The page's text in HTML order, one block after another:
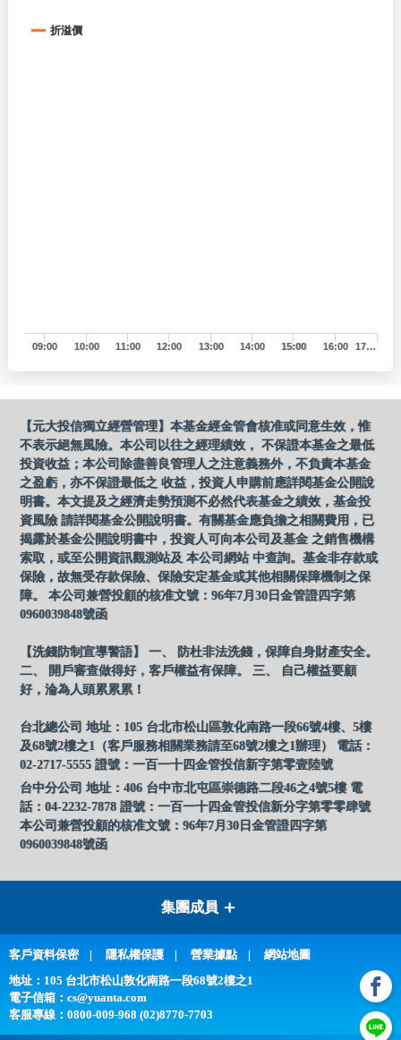
折溢價
09:00 10:00 11:00 12:00 13:00 14:00 15:00 16:00 17…
【元大投信獨立經營管理】本基金經金管會核准或同意生效，惟
不表示絕無風險。本公司以往之經理績效， 不保證本基金之最低
投資收益；本公司除盡善良管理人之注意義務外，不負責本基金
之盈虧，亦不保證最低之 收益，投資人申購前應詳閱基金公開說
明書。本文提及之經濟走勢預測不必然代表基金之績效，基金投
資風險 請詳閱基金公開說明書。有關基金應負擔之相關費用，已
揭露於基金公開說明書中，投資人可向本公司及基金 之銷售機構
索取，或至公開資訊觀測站及 本公司網站 中查詢。基金非存款或
保險，故無受存款保險、保險安定基金或其他相關保障機制之保
障。 本公司兼營投顧的核准文號：96年7月30日金管證四字第
0960039848號函
【洗錢防制宣導警語】 一、 防杜非法洗錢，保障自身財產安全。
二、 開戶審查做得好，客戶權益有保障。 三、 自己權益要顧
好，淪為人頭累累累！
台北總公司 地址：105 台北市松山區敦化南路一段66號4樓、5樓
及68號2樓之1（客戶服務相關業務請至68號2樓之1辦理） 電話：
02-2717-5555 證號：一百一十四金管投信新字第零壹陸號
台中分公司 地址：406 台中市北屯區崇德路二段46之4號5樓 電
話：04-2232-7878 證號：一百一十四金管投信新分字第零零肆號
本公司兼營投顧的核准文號：96年7月30日金管證四字第
0960039848號函
集團成員
客戶資料保密 隱私權保護 營業據點
網站地圖
地址：105 台北市松山敦化南路一段68號2樓之1
電子信箱： cs@yuanta.com
客服專線： 0800-009-968 (02)8770-7703